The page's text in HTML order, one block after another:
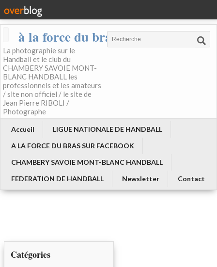
à la force du bras
La photographie sur le
Handball et le club du
CHAMBERY SAVOIE MONT-
BLANC HANDBALL les
professionnels et les amateurs
/ site non officiel / le site de
Jean Pierre RIBOLI /
Photographe
Accueil
LIGUE NATIONALE DE HANDBALL
A LA FORCE DU BRAS SUR FACEBOOK
CHAMBERY SAVOIE MONT-BLANC HANDBALL
FEDERATION DE HANDBALL
Newsletter Contact
Catégories